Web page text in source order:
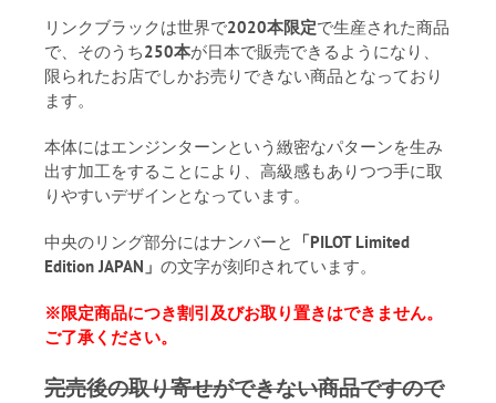
リンクブラックは世界で2020本限定で生産された商品
で、そのうち250本が日本で販売できるようになり、
限られたお店でしかお売りできない商品となっており
ます。
本体にはエンジンターンという緻密なパターンを生み
出す加工をすることにより、高級感もありつつ手に取
りやすいデザインとなっています。
中央のリング部分にはナンバーと
「PILOT Limited
Edition JAPAN」 の文字が刻印されています。
※限定商品につき割引及びお取り置きはできません。
ご了承ください。
完売後の取り寄せができない商品ですので